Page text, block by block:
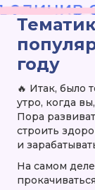
году
🔥 Итак, было
утро, когда
Пора
строить
и
На самом